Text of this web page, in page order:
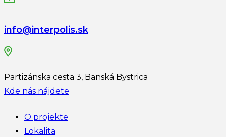
info@interpolis.sk
Partizánska cesta 3, Banská Bystrica
Kde nás nájdete
O projekte
Lokalita